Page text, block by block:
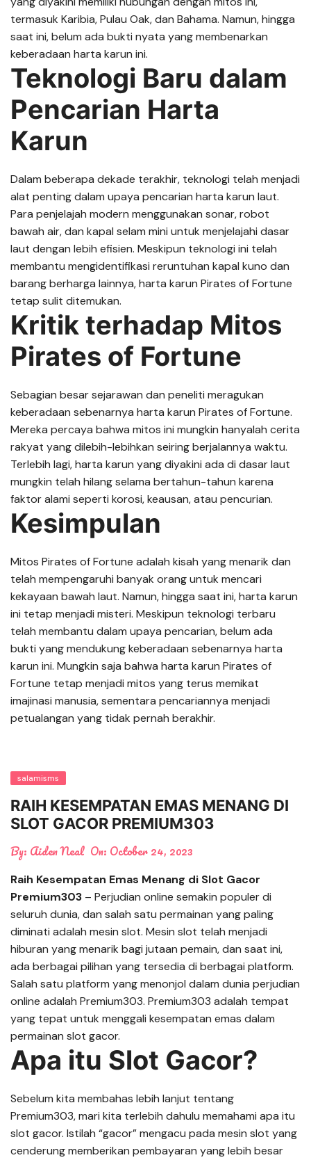
termasuk Karibia, Pulau Oak, dan Bahama. Namun, hingga
saat ini, belum ada bukti nyata yang membenarkan
keberadaan harta karun ini.
Teknologi Baru dalam
Pencarian Harta
Karun
Dalam beberapa dekade terakhir, teknologi telah menjadi
alat penting dalam upaya pencarian harta karun laut.
Para penjelajah modern menggunakan sonar, robot
bawah air, dan kapal selam mini untuk menjelajahi dasar
laut dengan lebih efisien. Meskipun teknologi ini telah
membantu mengidentifikasi reruntuhan kapal kuno dan
barang berharga lainnya, harta karun Pirates of Fortune
tetap sulit ditemukan.
Kritik terhadap Mitos
Pirates of Fortune
Sebagian besar sejarawan dan peneliti meragukan
keberadaan sebenarnya harta karun Pirates of Fortune.
Mereka percaya bahwa mitos ini mungkin hanyalah cerita
rakyat yang dilebih-lebihkan seiring berjalannya waktu.
Terlebih lagi, harta karun yang diyakini ada di dasar laut
mungkin telah hilang selama bertahun-tahun karena
faktor alami seperti korosi, keausan, atau pencurian.
Kesimpulan
Mitos Pirates of Fortune adalah kisah yang menarik dan
telah mempengaruhi banyak orang untuk mencari
kekayaan bawah laut. Namun, hingga saat ini, harta karun
ini tetap menjadi misteri. Meskipun teknologi terbaru
telah membantu dalam upaya pencarian, belum ada
bukti yang mendukung keberadaan sebenarnya harta
karun ini. Mungkin saja bahwa harta karun Pirates of
Fortune tetap menjadi mitos yang terus memikat
imajinasi manusia, sementara pencariannya menjadi
petualangan yang tidak pernah berakhir.
salamisms
RAIH KESEMPATAN EMAS MENANG DI
SLOT GACOR PREMIUM303
By: Aiden Neal On: October 24, 2023
Raih Kesempatan Emas Menang di Slot Gacor
Premium303 – Perjudian online semakin populer di
seluruh dunia, dan salah satu permainan yang paling
diminati adalah mesin slot. Mesin slot telah menjadi
hiburan yang menarik bagi jutaan pemain, dan saat ini,
ada berbagai pilihan yang tersedia di berbagai platform.
Salah satu platform yang menonjol dalam dunia perjudian
online adalah Premium303. Premium303 adalah tempat
yang tepat untuk menggali kesempatan emas dalam
permainan slot gacor.
Apa itu Slot Gacor?
Sebelum kita membahas lebih lanjut tentang
Premium303, mari kita terlebih dahulu memahami apa itu
slot gacor. Istilah “gacor” mengacu pada mesin slot yang
cenderung memberikan pembayaran yang lebih besar